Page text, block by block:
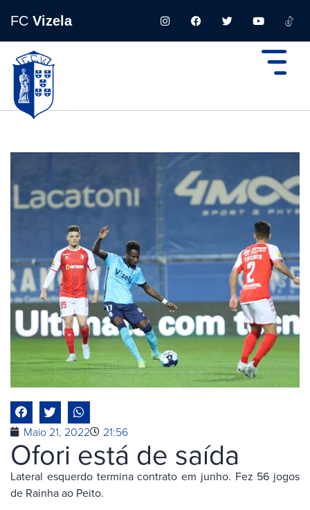
FC Vizela
Maio 21, 2022 21:56
Ofori está de saída
Lateral esquerdo termina contrato em junho. Fez 56 jogos
de Rainha ao Peito.